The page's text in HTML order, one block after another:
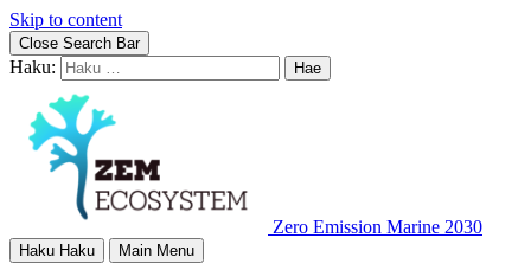
Skip to content
Close Search Bar
Haku:
Zero Emission Marine 2030
Haku Haku Main Menu